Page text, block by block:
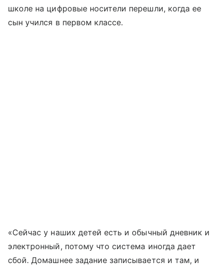
школе на цифровые носители перешли, когда ее
сын учился в первом классе.
«Сейчас у наших детей есть и обычный дневник и
электронный, потому что система иногда дает
сбой. Домашнее задание записывается и там, и